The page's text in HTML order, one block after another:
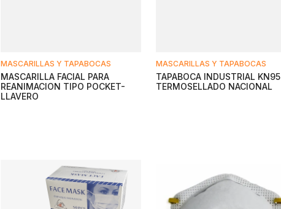
MASCARILLAS Y TAPABOCAS
MASCARILLA FACIAL PARA
REANIMACION TIPO POCKET-
LLAVERO
MASCARILLAS Y TAPABOCAS
TAPABOCA INDUSTRIAL KN95
TERMOSELLADO NACIONAL